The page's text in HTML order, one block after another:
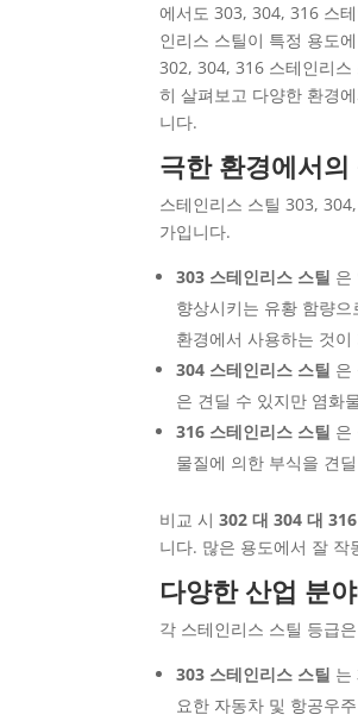
에서도 303, 304, 316 스
인리스 스틸이 특정 용도
302, 304, 316 스테인리
히 살펴보고 다양한 환경
니다.
극한 환경에서의
스테인리스 스틸 303,
가입니다.
303 스테인리스 스틸 은
향상시키는 유황 함량
환경에서 사용하는 것
304 스테인리스 스틸 은
은 견딜 수 있지만 염화
316 스테인리스 스틸 은
물질에 의한 부식을 견
비교 시302 대 304 대
니다. 많은 용도에서 잘
다양한 산업 분
각 스테인리스 스틸 등급
303 스테인리스 스틸 는
요한 자동차 및 항공우